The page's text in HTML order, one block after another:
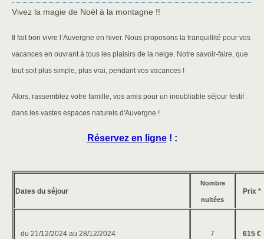
Vivez la magie de Noël à la montagne !!
Il fait bon vivre l’Auvergne en hiver. Nous proposons la tranquillité pour vos
vacances en ouvrant à tous les plaisirs de la neige. Notre savoir-faire, que
tout soit plus simple, plus vrai, pendant vos vacances !
Alors, rassemblez votre famille, vos amis pour un inoubliable séjour festif
dans les vastes espaces naturels d'Auvergne !
Réservez en ligne! :
Dates du séjour
Nombre
nuitées
Prix *
du 21/12/2024 au 28/12/2024 7 615 €